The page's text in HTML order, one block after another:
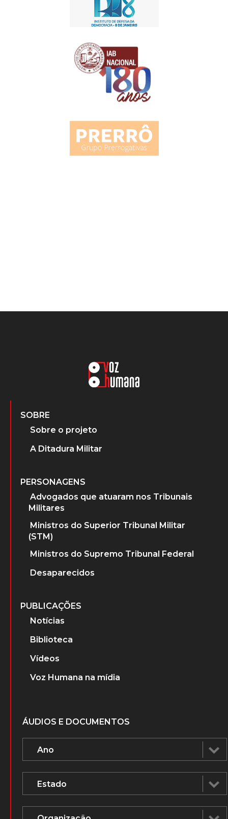
SOBRE
Sobre o projeto
A Ditadura Militar
PERSONAGENS
Advogados que atuaram nos Tribunais
Militares
Ministros do Superior Tribunal Militar
(STM)
Ministros do Supremo Tribunal Federal
Desaparecidos
PUBLICAÇÕES
Notícias
Biblioteca
Vídeos
Voz Humana na mídia
ÁUDIOS E DOCUMENTOS